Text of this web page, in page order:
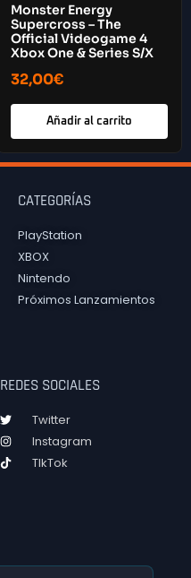
Monster Energy
Supercross – The
Official Videogame 4
Xbox One & Series S/X
32,00€
Añadir al carrito
CATEGORÍAS
PlayStation
XBOX
Nintendo
Próximos Lanzamientos
REDES SOCIALES
Twitter
Instagram
TIkTok